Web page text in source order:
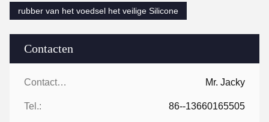
Contacten
Contacten: Mr. Jacky
Tel.: 86--13660165505
rubber van het voedsel het veilige Silicone